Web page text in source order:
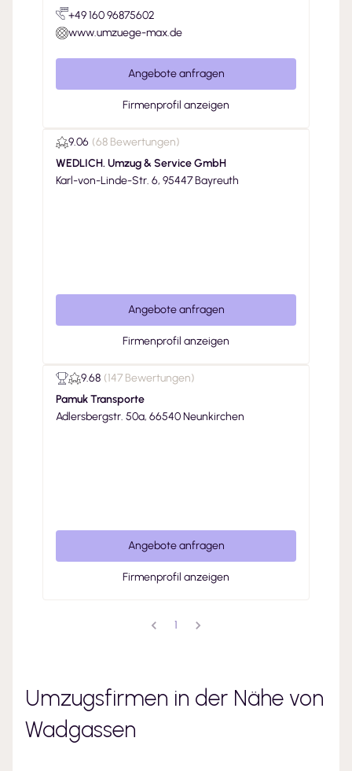
+49 160 96875602
www.umzuege-max.de
Angebote anfragen
Firmenprofil anzeigen
9.06 (68 Bewertungen)
WEDLICH. Umzug & Service GmbH
Karl-von-Linde-Str. 6, 95447 Bayreuth
Angebote anfragen
Firmenprofil anzeigen
9.68 (147 Bewertungen)
Pamuk Transporte
Adlersbergstr. 50a, 66540 Neunkirchen
Angebote anfragen
Firmenprofil anzeigen
1
Umzugsfirmen in der Nähe von
Wadgassen